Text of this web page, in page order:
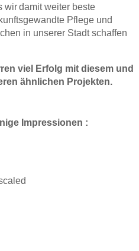
wir damit weiter beste
Pflege und
in unserer Stadt schaffen
viel Erfolg mit diesem und
ähnlichen Projekten.
Impressionen :